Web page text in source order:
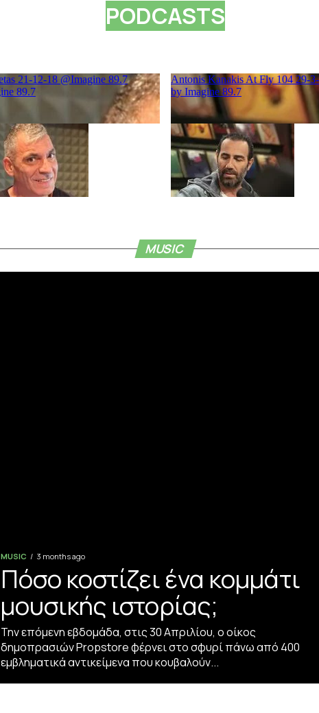
PODCASTS
MUSIC
MUSIC 3 months ago
Πόσο κοστίζει ένα κομμάτι
μουσικής ιστορίας;
Την επόμενη εβδομάδα, στις 30 Απριλίου, ο οίκος
δημοπρασιών Propstore φέρνει στο σφυρί πάνω από 400
εμβληματικά αντικείμενα που κουβαλούν...